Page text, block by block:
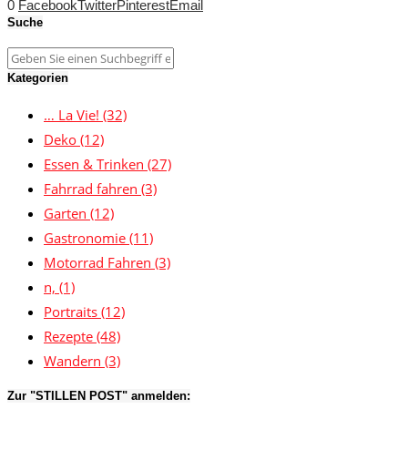
0 FacebookTwitterPinterestEmail
Suche
Kategorien
… La Vie! (32)
Deko (12)
Essen & Trinken (27)
Fahrrad fahren (3)
Garten (12)
Gastronomie (11)
Motorrad Fahren (3)
n, (1)
Portraits (12)
Rezepte (48)
Wandern (3)
Zur "STILLEN POST" anmelden: